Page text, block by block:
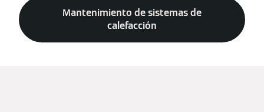
Mantenimiento de sistemas de
calefacción